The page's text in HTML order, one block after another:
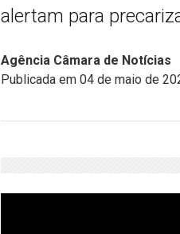
alertam para
Agência Câmara de Notícias
Publicada em 04 de maio de